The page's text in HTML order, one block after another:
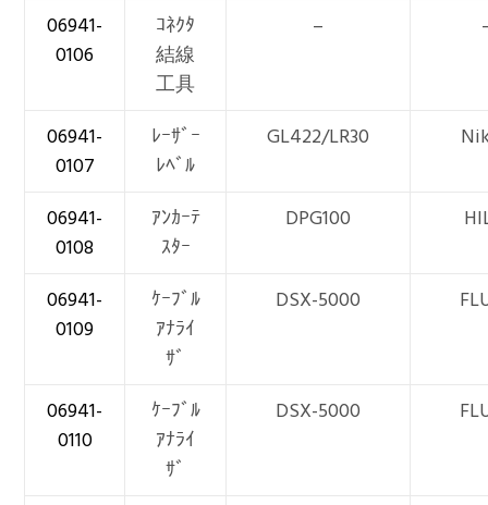
06941-
0106
ｺﾈｸﾀ
結線
工具
–
06941-
0107
ﾚｰｻﾞｰ
ﾚﾍﾞﾙ
GL422/LR30
06941-
0108
ｱﾝｶｰﾃ
ｽﾀｰ
DPG100
06941-
0109
ｹｰﾌﾞﾙ
ｱﾅﾗｲ
ｻﾞ
DSX-5000
06941-
0110
ｹｰﾌﾞﾙ
ｱﾅﾗｲ
ｻﾞ
DSX-5000